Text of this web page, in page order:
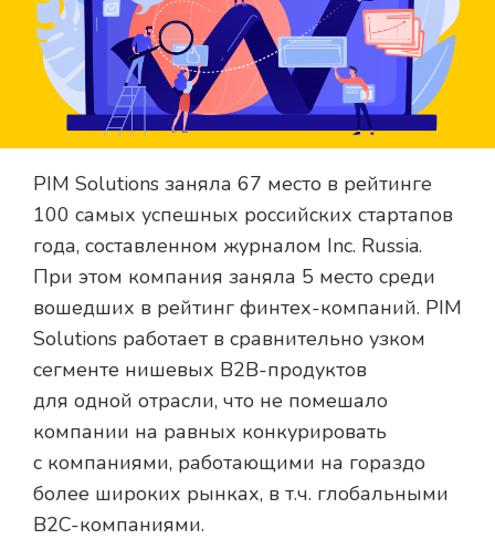
PIM Solutions заняла 67 место в рейтинге
100 самых успешных российских стартапов
года, составленном журналом Inc. Russia.
При этом компания заняла 5 место среди
вошедших в рейтинг финтех-компаний. PIM
Solutions работает в сравнительно узком
сегменте нишевых B2B-продуктов
для одной отрасли, что не помешало
компании на равных конкурировать
с компаниями, работающими на гораздо
более широких рынках, в т.ч. глобальными
B2C-компаниями.